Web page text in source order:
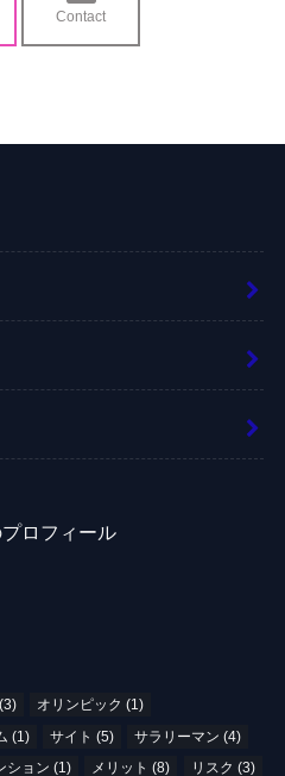
Contact
ロフィール
(3) オリンピック (1)
(1) サイト (5) サラリーマン (4)
ション (1) メリット (8) リスク (3)